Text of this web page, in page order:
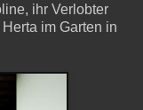
ihr Verlobter
im Garten in